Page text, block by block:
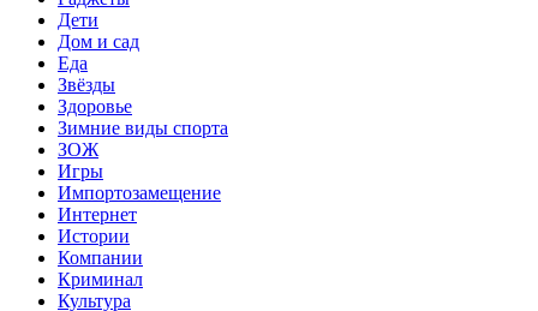
Дети
Дом и сад
Еда
Звёзды
Здоровье
Зимние виды спорта
ЗОЖ
Игры
Импортозамещение
Интернет
Истории
Компании
Криминал
Культура